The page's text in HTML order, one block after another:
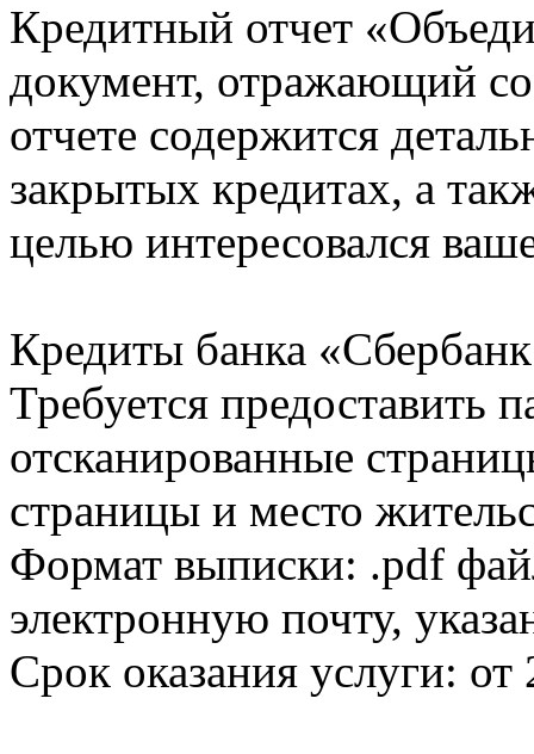
Кредитный отчет
документ, отражающий
отчете содержится
закрытых кредитах, а
целью интересовался
Кредиты банка
Требуется предоставить
отсканированные
страницы и место
Формат выписки: .pdf
электронную почту,
Срок оказания услуги: от